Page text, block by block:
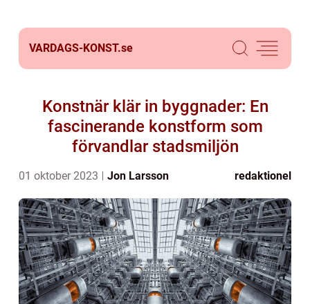
VARDAGS-KONST.se
Konstnär klär in byggnader: En
fascinerande konstform som
förvandlar stadsmiljön
01 oktober 2023 Jon Larsson redaktionel